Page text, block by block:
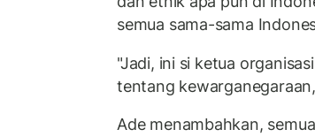
semua sama-sama
"Jadi, ini si ketua
tentang
Ade menambahkan,